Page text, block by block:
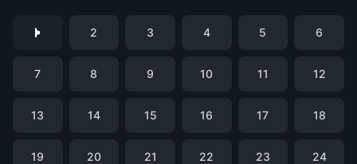
2 3 4 5 6
7 8 9 10 11 12
13 14 15 16 17 18
19 20 21 22 23 24